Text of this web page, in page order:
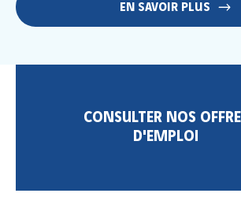
EN SAVOIR PLUS
CONSULTER NOS
D'EMPLOI